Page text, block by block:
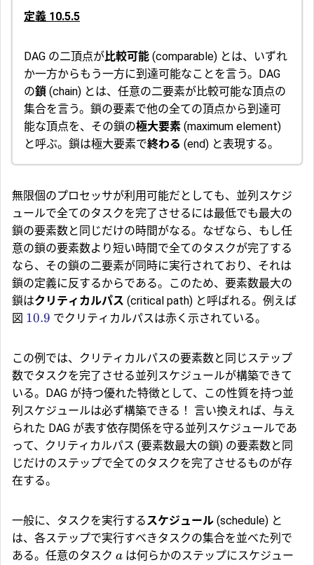
定義 10.5.5
DAG の二頂点が 比較可能 (comparable) とは、いずれ
か一方からもう一方に到達可能なことを言う。DAG
の鎖 (chain) とは、任意の二要素が比較可能な頂点の
集合を言う。鎖の要素で他の全ての頂点から到達可
能な頂点を、その鎖の極大要素 (maximum element)
と呼ぶ。鎖は極大要素で終わる (end) と表現する。
無限個のプロセッサが利用可能だとしても、並列スケジ
ュールで全てのタスクを完了させるには最低でも最大の
鎖の要素数と同じだけの時間がなる。なぜなら、もし任
意の鎖の要素数より短い時間で全てのタスクが完了する
なら、その鎖の二要素が同時に実行されており、それは
鎖の定義に反するからである。このため、要素数最大の
鎖はクリティカルパス (critical path) と呼ばれる。例えば
図 10.9 でクリティカルパスは赤く示されている。
この例では、クリティカルパスの要素数と同じステップ
数でタスクを完了させる並列スケジュールが構築できて
いる。DAG が持つ優れた特徴として、この性質を持つ並
列スケジュールは必ず構築できる！ 言い換えれば、与え
られた DAG が表す依存関係を守る並列スケジュールであ
って、クリティカルパス (要素数最大の鎖) の要素数と同
じだけのステップで全てのタスクを完了させるものが存
在する。
一般に、タスクを実行する スケジュール (schedule) と
は、各ステップで実行すべきタスクの集合を並べた列で
ある。任意のタスク a は何らかのステップにスケジュー